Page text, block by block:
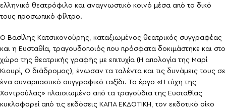
ελληνικό θεατρόφιλο και αναγνωστικό κοινό μέσα από το δικό
τους προσωπικό φίλτρο.
Ο Βασίλης Κατσικονούρης, καταξιωμένος θεατρικός συγγραφέας
και η Ευσταθία, τραγουδοποιός που πρόσφατα δοκιμάστηκε και στο
χώρο της θεατρικής γραφής με επιτυχία (Η απολογία της Μαρί
Κιουρί, Ο διάδρομος), ένωσαν τα ταλέντα και τις δυνάμεις τους σε
ένα συναρπαστικό συγγραφικό ταξίδι. Το έργο «Η τύχη της
Χοντρούλας» πλαισιωμένο από τα τραγούδια της Ευσταθίας
κυκλοφορεί από τις εκδόσεις ΚΑΠΑ ΕΚΔΟΤΙΚΗ, τον εκδοτικό οίκο